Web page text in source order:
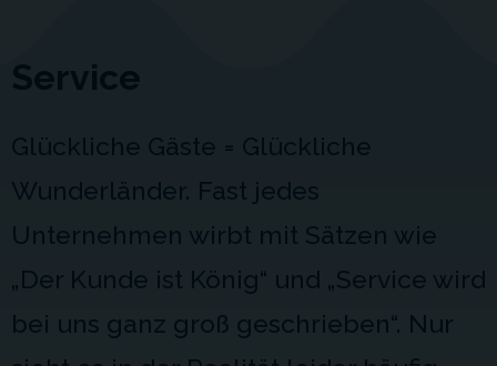
Service
Glückliche Gäste = Glückliche
Wunderländer. Fast jedes
Unternehmen wirbt mit Sätzen wie
„Der Kunde ist König“ und „Service wird
bei uns ganz groß geschrieben“. Nur